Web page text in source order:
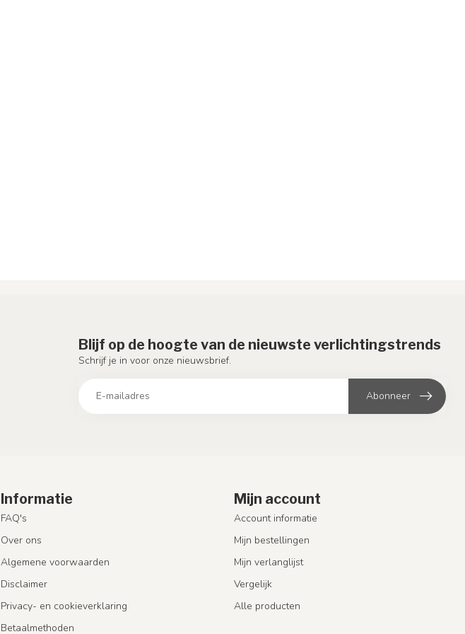
Blijf op de hoogte van de nieuwste verlichtingstrends
Schrijf je in voor onze nieuwsbrief.
Abonneer
Informatie
FAQ's
Over ons
Algemene voorwaarden
Disclaimer
Privacy- en cookieverklaring
Betaalmethoden
Mijn account
Account informatie
Mijn bestellingen
Mijn verlanglijst
Vergelijk
Alle producten